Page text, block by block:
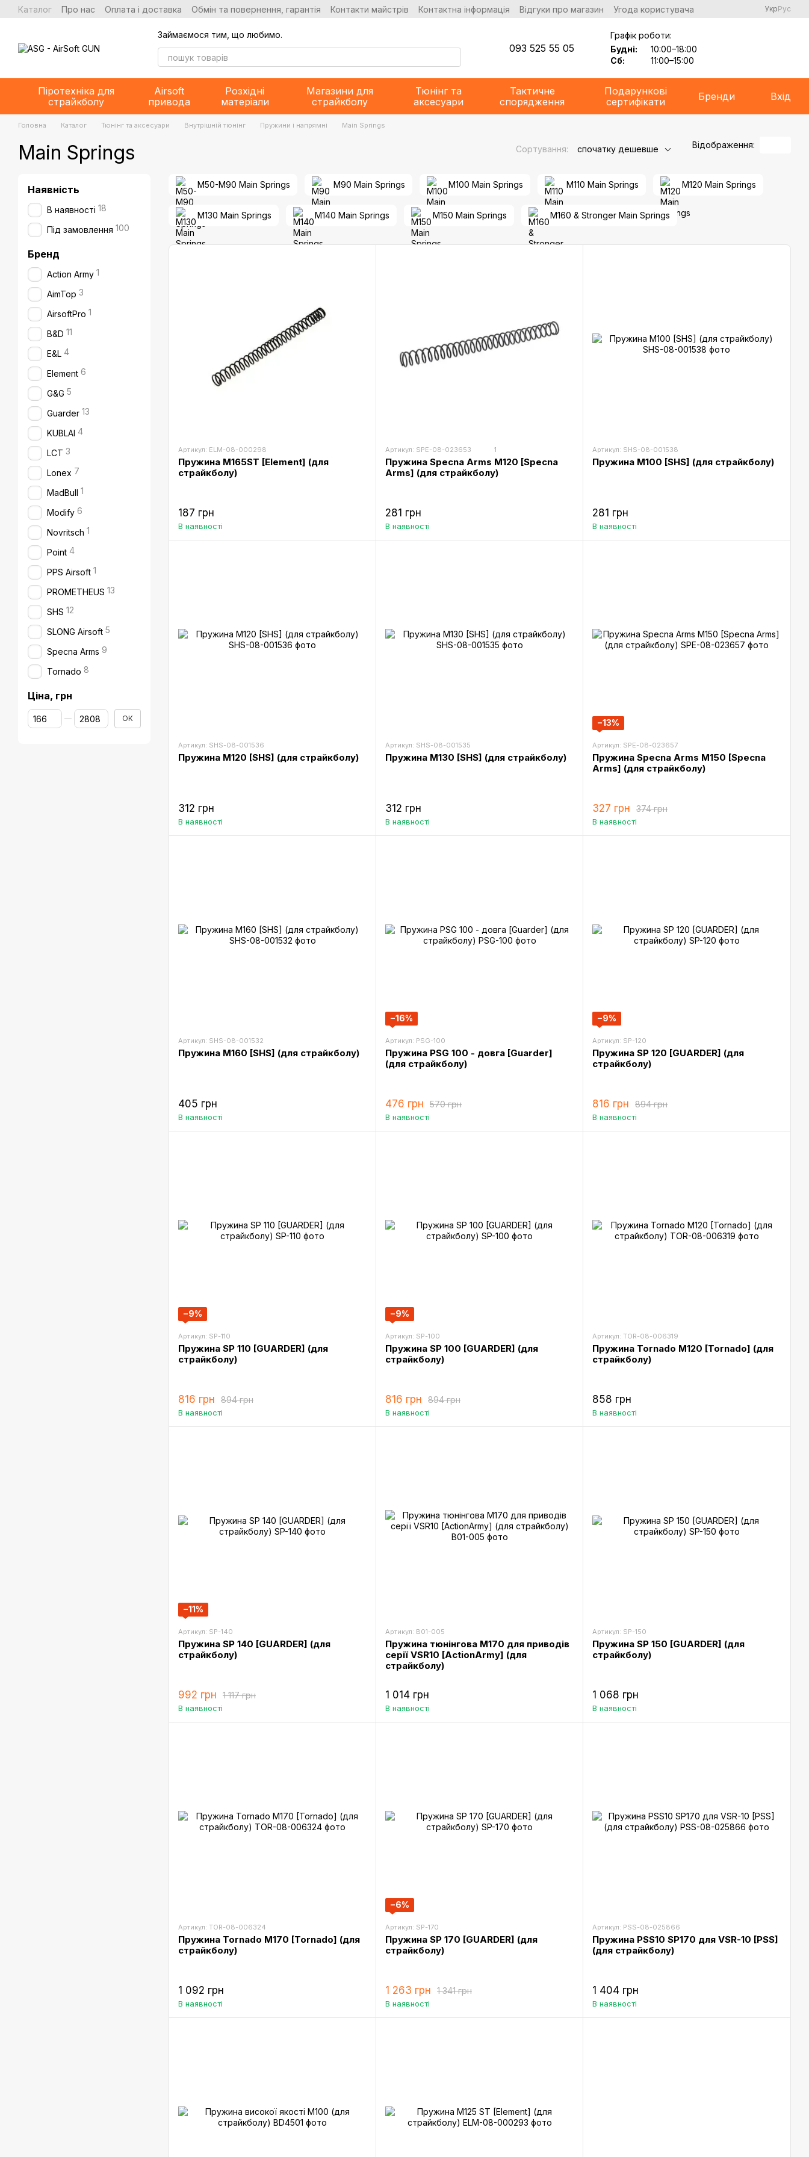
Перейти до основного контенту
Каталог Про нас Оплата і доставка Обмін та повернення, гарантія Контакти майстрів Контактна інформація Відгуки про магазин Угода користувача УкрРус
Займаємося тим, що любимо.
093 525 55 05
Графік роботи:
Будні:
10:00–18:00
Сб:
11:00–15:00
Піротехніка для
страйкболу
Airsoft
привода
Розхідні
матеріали
Магазини для
страйкболу
Тюнінг та
аксесуари
Тактичне
спорядження
Подарункові
сертифікати
Бренди Вхід
Головна Каталог Тюнінг та аксесуари Внутрішній тюнінг Пружини і напрямні Main Springs
Main Springs Сортування: спочатку дешевше Відображення:
M50-M90 Main Springs M90 Main Springs M100 Main Springs M110 Main Springs M120 Main Springs
M130 Main Springs M140 Main Springs M150 Main Springs M160 & Stronger Main Springs
Артикул: ELM-08-000298
Пружина M165ST [Element] (для
страйкболу)
187 грн
В наявності
Артикул: SPE-08-023653 1
Пружина Specna Arms M120 [Specna
Arms] (для страйкболу)
281 грн
В наявності
Артикул: SHS-08-001538
Пружина M100 [SHS] (для страйкболу)
281 грн
В наявності
Артикул: SHS-08-001536
Пружина M120 [SHS] (для страйкболу)
312 грн
В наявності
Артикул: SHS-08-001535
Пружина M130 [SHS] (для страйкболу)
312 грн
В наявності
−13%
Артикул: SPE-08-023657
Пружина Specna Arms M150 [Specna
Arms] (для страйкболу)
374 грн
327 грн
В наявності
Артикул: SHS-08-001532
Пружина M160 [SHS] (для страйкболу)
405 грн
В наявності
−16%
Артикул: PSG-100
Пружина PSG 100 - довга [Guarder]
(для страйкболу)
570 грн
476 грн
В наявності
−9%
Артикул: SP-120
Пружина SP 120 [GUARDER] (для
страйкболу)
894 грн
816 грн
В наявності
−9%
Артикул: SP-110
Пружина SP 110 [GUARDER] (для
страйкболу)
894 грн
816 грн
В наявності
−9%
Артикул: SP-100
Пружина SP 100 [GUARDER] (для
страйкболу)
894 грн
816 грн
В наявності
Артикул: TOR-08-006319
Пружина Tornado M120 [Tornado] (для
страйкболу)
858 грн
В наявності
−11%
Артикул: SP-140
Пружина SP 140 [GUARDER] (для
страйкболу)
1 117 грн
992 грн
В наявності
Артикул: B01-005
Пружина тюнінгова M170 для приводів
серії VSR10 [ActionArmy] (для
страйкболу)
1 014 грн
В наявності
Артикул: SP-150
Пружина SP 150 [GUARDER] (для
страйкболу)
1 068 грн
В наявності
Артикул: TOR-08-006324
Пружина Tornado M170 [Tornado] (для
страйкболу)
1 092 грн
В наявності
−6%
Артикул: SP-170
Пружина SP 170 [GUARDER] (для
страйкболу)
1 341 грн
1 263 грн
В наявності
Артикул: PSS-08-025866
Пружина PSS10 SP170 для VSR-10 [PSS]
(для страйкболу)
1 404 грн
В наявності
Наявність
В наявності 18
Під замовлення 100
Бренд
Action Army 1
AimTop 3
AirsoftPro 1
B&D 11
E&L 4
Element 6
G&G 5
Guarder 13
KUBLAI 4
LCT 3
Lonex 7
MadBull 1
Modify 6
Novritsch 1
Point 4
PPS Airsoft 1
PROMETHEUS 13
SHS 12
SLONG Airsoft 5
Specna Arms 9
Tornado 8
Ціна, грн
Від Ціна, грн
До Ціна, грн ОК